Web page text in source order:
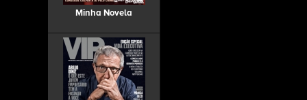
Minha Novela